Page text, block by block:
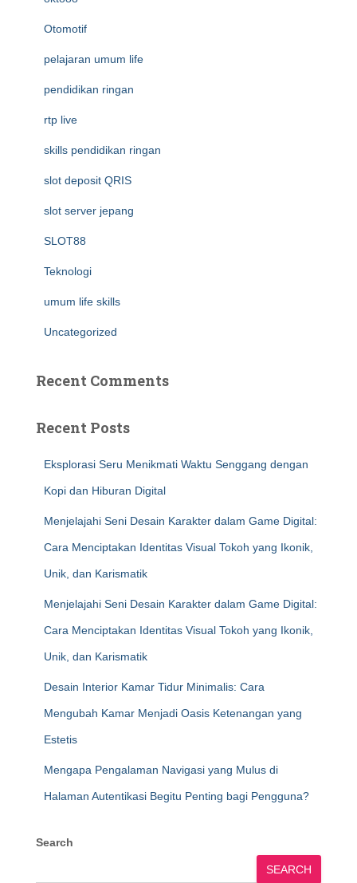
Otomotif
pelajaran umum life
pendidikan ringan
rtp live
skills pendidikan ringan
slot deposit QRIS
slot server jepang
SLOT88
Teknologi
umum life skills
Uncategorized
Recent Comments
Recent Posts
Eksplorasi Seru Menikmati Waktu Senggang dengan
Kopi dan Hiburan Digital
Menjelajahi Seni Desain Karakter dalam Game Digital:
Cara Menciptakan Identitas Visual Tokoh yang Ikonik,
Unik, dan Karismatik
Menjelajahi Seni Desain Karakter dalam Game Digital:
Cara Menciptakan Identitas Visual Tokoh yang Ikonik,
Unik, dan Karismatik
Desain Interior Kamar Tidur Minimalis: Cara
Mengubah Kamar Menjadi Oasis Ketenangan yang
Estetis
Mengapa Pengalaman Navigasi yang Mulus di
Halaman Autentikasi Begitu Penting bagi Pengguna?
Search
SEARCH